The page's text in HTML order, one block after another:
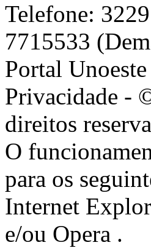
Telefone:
7715533
Portal
Privacidade -
direitos
O
para os
Internet
e/ou Opera .